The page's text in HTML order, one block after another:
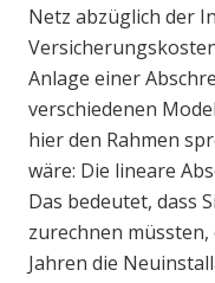
Netz abzüglich der
Anlage einer
verschiedenen
hier den Rahmen
wäre: Die lineare
Das bedeutet, dass
zurechnen
Jahren die